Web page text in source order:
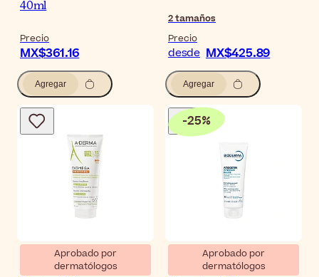
40ml
Precio
MX$361.16
Agregar
2tamaños
Precio
desde MX$425.89
Agregar
Aprobado por
dermatólogos
A-Derma Exomega
-25%
Aprobado por
dermatólogos
Bioderma Atoderm